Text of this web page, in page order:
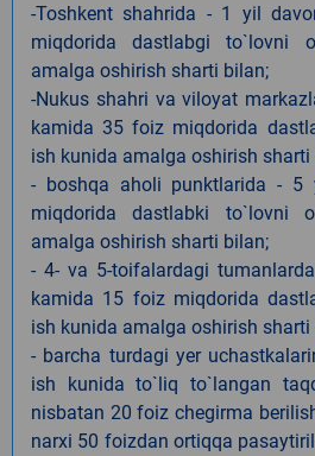
-Toshkent shahrida - 1 yil
miqdorida dastlabgi to`lovni
amalga oshirish sharti bilan;
-Nukus shahri va viloyat
kamida 35 foiz miqdorida
ish kunida amalga oshirish sharti
- boshqa aholi punktlarida -
miqdorida dastlabki to`lovni
amalga oshirish sharti bilan;
- 4- va 5-toifalardagi
kamida 15 foiz miqdorida
ish kunida amalga oshirish sharti
- barcha turdagi yer
ish kunida to`liq to`langan
nisbatan 20 foiz chegirma
narxi 50 foizdan ortiqqa